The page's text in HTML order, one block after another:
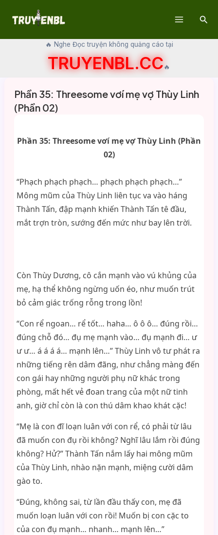
🔥 Nghe Đọc truyện không quảng cáo tại
TRUYENBL.CC🔥
Phần 35: Threesome vơí mẹ vợ Thùy Linh
(Phần 02)
Phần 35: Threesome vơí mẹ vợ Thùy Linh (Phần
02)
“Phạch phạch phạch… phạch phạch phạch…”
Mông mũm của Thùy Linh liên tục va vào háng
Thành Tấn, đập mạnh khiến Thành Tấn tê đầu,
mắt trợn tròn, sướng đến mức như bay lên trời.
Còn Thùy Dương, cô cắn mạnh vào vú khủng của
mẹ, hạ thể không ngừng uốn éo, như muốn trút
bỏ cảm giác trống rỗng trong lồn!
“Con rể ngoan… rể tốt… haha… ô ô ô… đúng rồi…
đúng chỗ đó… đụ mẹ mạnh vào… đụ mạnh đi… ư
ư ư… á á á á… mạnh lên…” Thùy Linh vô tư phát ra
những tiếng rên dâm đãng, như chẳng màng đến
con gái hay những người phụ nữ khác trong
phòng, mất hết vẻ đoan trang của một nữ tinh
anh, giờ chỉ còn là con thú dâm khao khát cặc!
“Mẹ là con đĩ loạn luân với con rể, có phải từ lâu
đã muốn con đụ rồi không? Nghĩ lâu lắm rồi đúng
không? Hử?” Thành Tấn nắm lấy hai mông mũm
của Thùy Linh, nhào nặn mạnh, miệng cười dâm
gào to.
“Đúng, không sai, từ lần đầu thấy con, mẹ đã
muốn loạn luân với con rồi! Muốn bị con cặc to
của con đụ mạnh… nhanh… mạnh lên…”